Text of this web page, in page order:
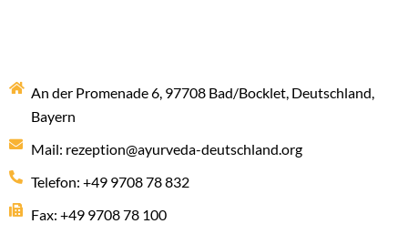
An der Promenade 6, 97708 Bad/Bocklet, Deutschland,
Bayern
Mail: rezeption@ayurveda-deutschland.org
Telefon: +49 9708 78 832
Fax: +49 9708 78 100